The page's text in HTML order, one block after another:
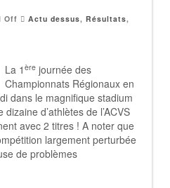
Off Actu dessus, Résultats,
La 1 ère journée des
Championnats Régionaux en
dans le magnifique stadium
d’athlètes de l’ACVS
avec 2 titres ! A noter que
largement perturbée
de problèmes